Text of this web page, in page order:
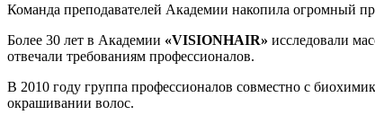
Команда преподавателей Академии накопила огромный
Более 30 лет в Академии «VISIONHAIR» исследовали
отвечали требованиям профессионалов.
В 2010 году группа профессионалов совместно с
окрашивании волос.